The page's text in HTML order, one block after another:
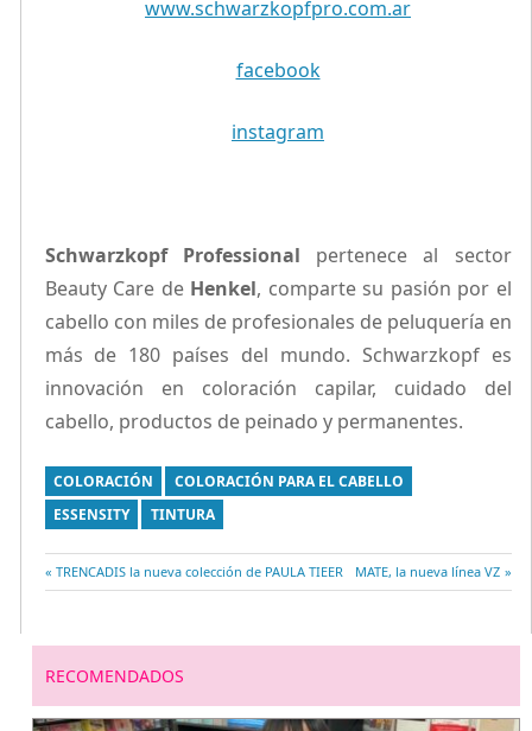
www.schwarzkopfpro.com.ar
facebook
instagram
Schwarzkopf Professional pertenece al sector
Beauty Care de Henkel, comparte su pasión por el
cabello con miles de profesionales de peluquería en
más de 180 países del mundo. Schwarzkopf es
innovación en coloración capilar, cuidado del
cabello, productos de peinado y permanentes.
COLORACIÓN
COLORACIÓN PARA EL CABELLO
ESSENSITY
TINTURA
de
entradas
Entrada
anterior:
TRENCADIS la nueva colección de PAULA TIEER
Entrada
siguiente:
MATE, la nueva línea VZ
RECOMENDADOS